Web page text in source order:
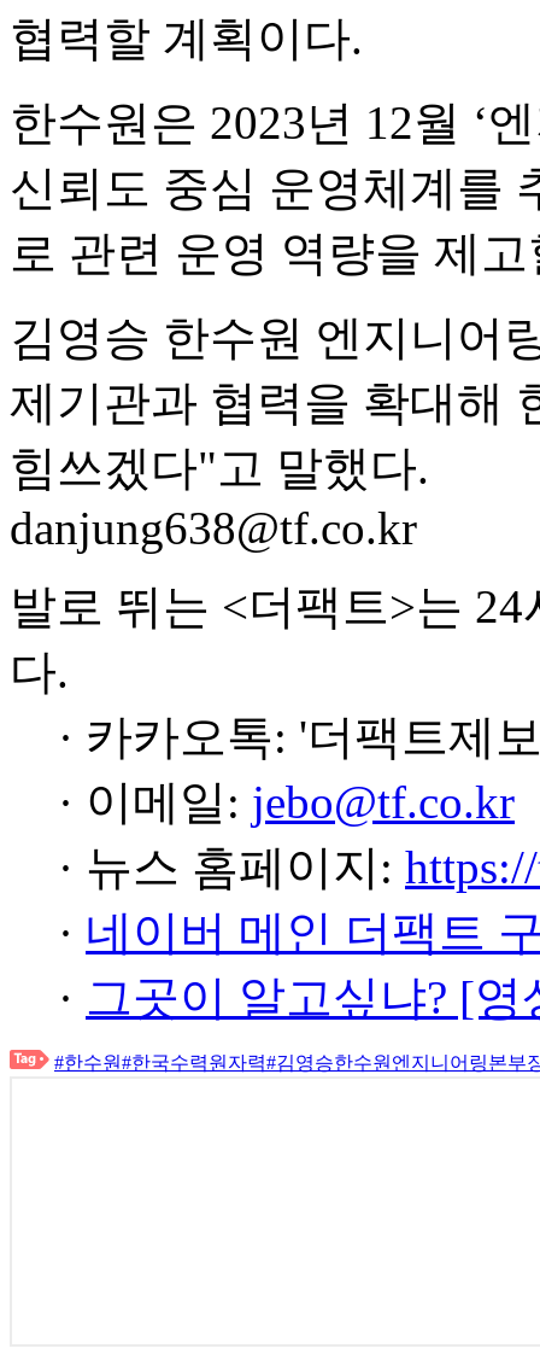
협력할 계획이다.
한수원은 2023년 12월 ‘
신뢰도 중심 운영체계를
로 관련 운영 역량을 제
김영승 한수원 엔지니어
제기관과 협력을 확대해
힘쓰겠다"고 말했다.
danjung638@tf.co.kr
발로 뛰는 <더팩트>는
다.
· 카카오톡: '더팩트제
· 이메일: jebo@tf.co.kr
· 뉴스 홈페이지:
· 네이버 메인 더팩트
· 그곳이 알고싶냐? [
#한수원#한국수력원자력#김영승한수원엔지니어링본부